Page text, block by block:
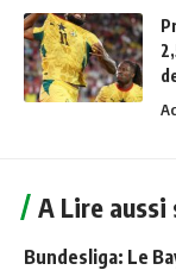
A Lire aussi
Bundesliga: Le